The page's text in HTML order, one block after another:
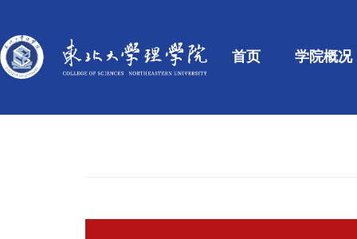
首页 学院概况